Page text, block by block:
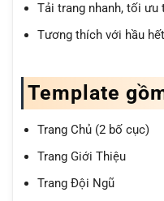
Tải trang nhanh, tối ưu
Tương thích với hầu
Template
Trang Chủ (2 bố cục)
Trang Giới Thiệu
Trang Đội Ngũ